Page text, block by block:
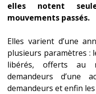
elles notent
mouvements passés.
Elles varient d’une
plusieurs paramètres :
libérés, offerts au
demandeurs d’une
demandeurs et enfin